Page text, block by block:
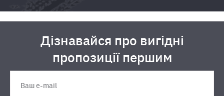
Дізнавайся про вигідні
пропозиції першим